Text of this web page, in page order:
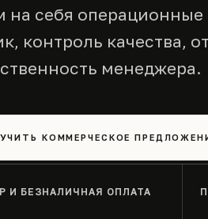
на себя операционные
контроль качества,
менеджера.
КОММЕРЧЕСКОЕ
И БЕЗНАЛИЧНАЯ ОПЛАТА